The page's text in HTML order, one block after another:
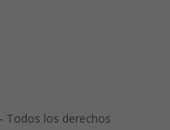
Todos los derechos